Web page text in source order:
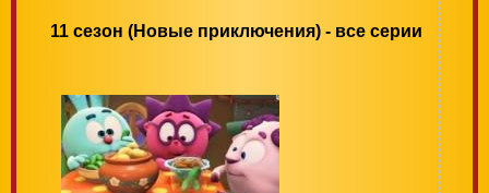
11 сезон (Новые приключения) - все серии